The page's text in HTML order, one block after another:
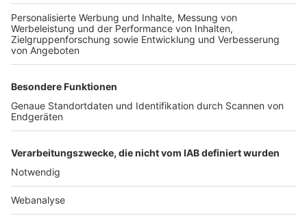
TOP-PARTNER
Nutzungsbedingungen Datenschutz Impressum